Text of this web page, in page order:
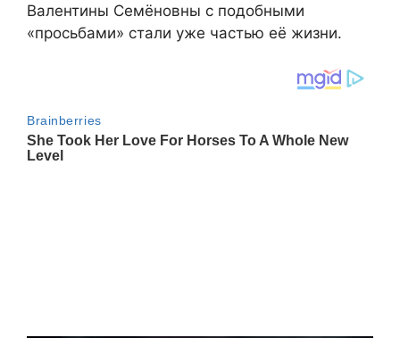
Валентины Семёновны с подобными
«просьбами» стали уже частью её жизни.